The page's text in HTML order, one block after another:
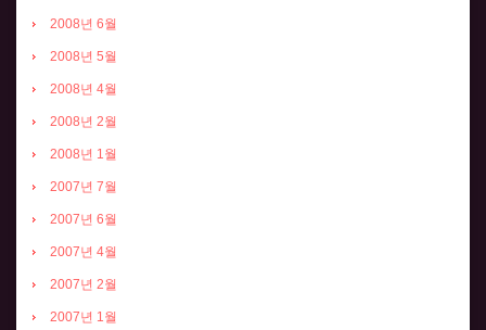
2008년 6월
2008년 5월
2008년 4월
2008년 2월
2008년 1월
2007년 7월
2007년 6월
2007년 4월
2007년 2월
2007년 1월